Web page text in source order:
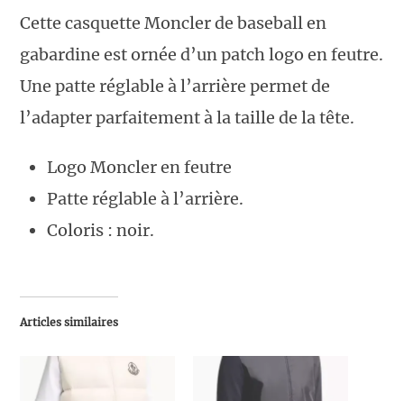
Cette casquette Moncler de baseball en
gabardine est ornée d’un patch logo en feutre.
Une patte réglable à l’arrière permet de
l’adapter parfaitement à la taille de la tête.
Logo Moncler en feutre
Patte réglable à l’arrière.
Coloris : noir.
Articles similaires